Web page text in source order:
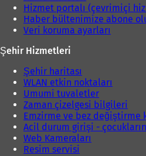
Hizmet portalı (çevrimiçi
Haber bültenimize abone
Veri koruma ayarları
Şehir Hizmetleri
Şehir haritası
WLAN etkin noktaları
Umumi tuvaletler
Zaman çizelgesi bilgileri
Emzirme ve bez değiştirme
Acil durum girişi -
Web Kameraları
Resim servisi